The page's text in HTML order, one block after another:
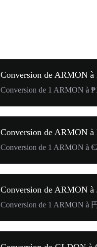
Conversion de ARMON à
Conversion de 1 ARMON à
Conversion de ARMON à
Conversion de 1 ARMON à
Conversion de ARMON à
Conversion de 1 ARMON à